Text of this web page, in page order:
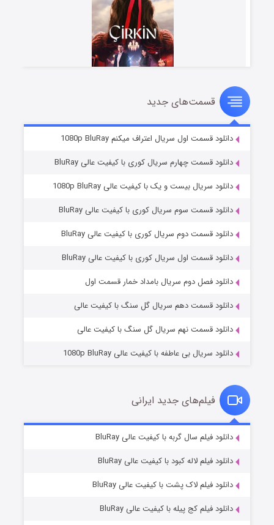
سریال زشت
قسمت۲ (زیرنویس) منتشر شد
مردگان متحرک: شهر مرده ۳
قسمت۲ (زیرنویس) منتشر شد
قسمت۷ (زیرنویس) منتشر شد
قسمت‌های جدید
دانلود قسمت اول سریال اعتراف میکنم 1080p BluRay
دانلود قسمت چهارم سریال کوری با کیفیت عالی BluRay
دانلود سریال بیست و یک با کیفیت عالی 1080p BluRay
دانلود قسمت سوم سریال کوری با کیفیت عالی BluRay
دانلود قسمت دوم سریال کوری با کیفیت عالی BluRay
دانلود قسمت اول سریال کوری با کیفیت عالی BluRay
دانلود فصل دوم سریال بامداد خمار قسمت اول
دانلود قسمت دهم سریال گل سنگ با کیفیت عالی
دانلود قسمت نهم سریال گل سنگ با کیفیت عالی
دانلود سریال بی عاطفه با کیفیت عالی 1080p BluRay
فیلم‌های جدید ایرانی
دانلود فیلم سال گربه با کیفیت عالی BluRay
دانلود فیلم لاله کبود با کیفیت عالی BluRay
دانلود فیلم لاک پشت با کیفیت عالی BluRay
دانلود فیلم کج‌ پیله با کیفیت عالی BluRay